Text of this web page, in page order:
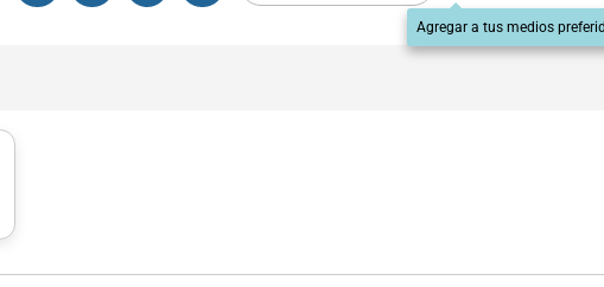
Agregar a tus medios